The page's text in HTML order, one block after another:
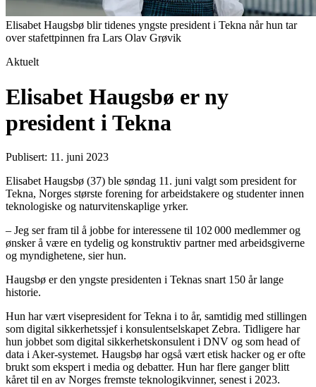
Elisabet Haugsbø blir tidenes yngste president i Tekna når hun tar
over stafettpinnen fra Lars Olav Grøvik
Aktuelt
Elisabet Haugsbø er ny
president i Tekna
Publisert: 11. juni 2023
Elisabet Haugsbø (37) ble søndag 11. juni valgt som president for
Tekna, Norges største forening for arbeidstakere og studenter innen
teknologiske og naturvitenskaplige yrker.
– Jeg ser fram til å jobbe for interessene til 102 000 medlemmer og
ønsker å være en tydelig og konstruktiv partner med arbeidsgiverne
og myndighetene, sier hun.
Haugsbø er den yngste presidenten i Teknas snart 150 år lange
historie.
Hun har vært visepresident for Tekna i to år, samtidig med stillingen
som digital sikkerhetssjef i konsulentselskapet Zebra. Tidligere har
hun jobbet som digital sikkerhetskonsulent i DNV og som head of
data i Aker-systemet. Haugsbø har også vært etisk hacker og er ofte
brukt som ekspert i media og debatter. Hun har flere ganger blitt
kåret til en av Norges fremste teknologikvinner, senest i 2023.